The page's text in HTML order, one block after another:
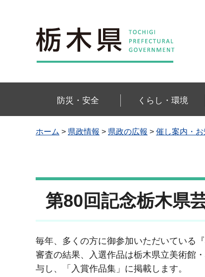
栃木県
防災・安全 くらし・環境
ホーム > 県政情報 > 県政の広報 > 催し案内・お
第80回記念栃木県
毎年、多くの方に御参加いただいている
審査の結果、入選作品は栃木県立美術館
与し、「入賞作品集」に掲載します。